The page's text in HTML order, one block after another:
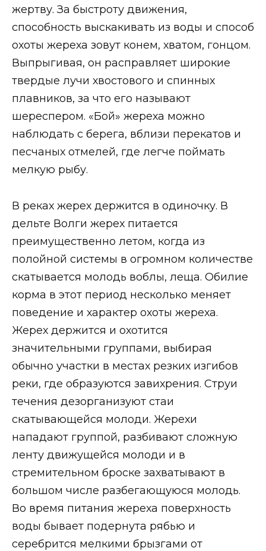
жертву. За быстроту движения,
способность выскакивать из воды и способ
охоты жереха зовут конем, хватом, гонцом.
Выпрыгивая, он расправляет широкие
твердые лучи хвостового и спинных
плавников, за что его называют
шереспером. «Бой» жереха можно
наблюдать с берега, вблизи перекатов и
песчаных отмелей, где легче поймать
мелкую рыбу.
В реках жерех держится в одиночку. В
дельте Волги жерех питается
преимущественно летом, когда из
полойной системы в огромном количестве
скатывается молодь воблы, леща. Обилие
корма в этот период несколько меняет
поведение и характер охоты жереха.
Жерех держится и охотится
значительными группами, выбирая
обычно участки в местах резких изгибов
реки, где образуются завихрения. Струи
течения дезорганизуют стаи
скатывающейся молоди. Жерехи
нападают группой, разбивают сложную
ленту движущейся молоди и в
стремительном броске захватывают в
большом числе разбегающуюся молодь.
Во время питания жереха поверхность
воды бывает подернута рябью и
серебрится мелкими брызгами от